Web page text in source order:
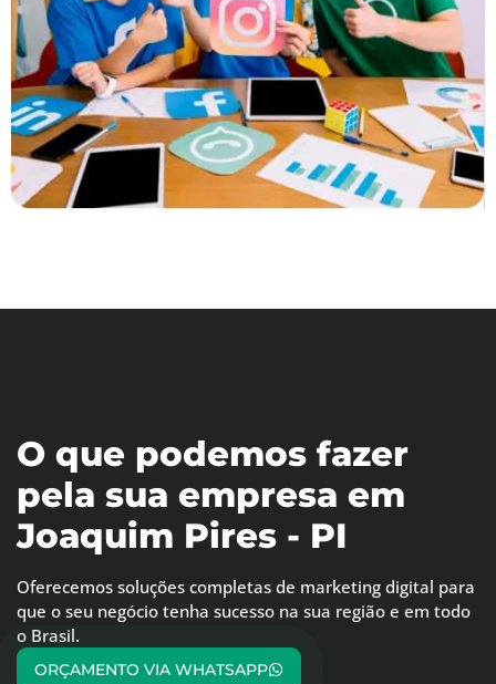
O que podemos fazer
pela sua empresa em
Joaquim Pires - PI
Oferecemos soluções completas de marketing digital para
que o seu negócio tenha sucesso na sua região e em todo
o Brasil.
ORÇAMENTO VIA WHATSAPP